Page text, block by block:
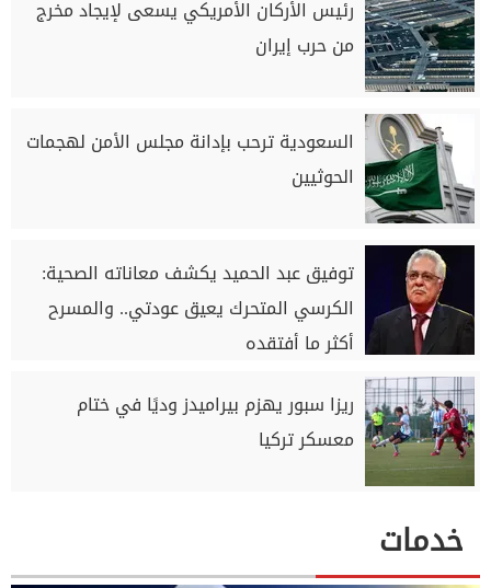
رئيس الأركان الأمريكي يسعى لإيجاد مخرج
من حرب إيران
السعودية ترحب بإدانة مجلس الأمن لهجمات
الحوثيين
توفيق عبد الحميد يكشف معاناته الصحية:
الكرسي المتحرك يعيق عودتي.. والمسرح
أكثر ما أفتقده
ريزا سبور يهزم بيراميدز وديًا في ختام
معسكر تركيا
خدمات